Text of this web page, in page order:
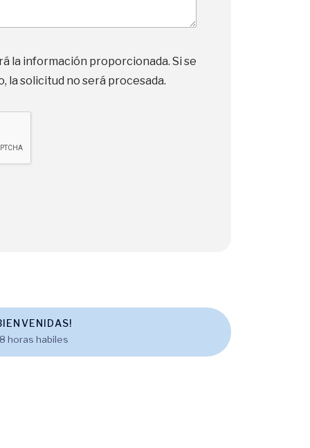
la información proporcionada. Si se
la solicitud no será procesada.
horas habiles